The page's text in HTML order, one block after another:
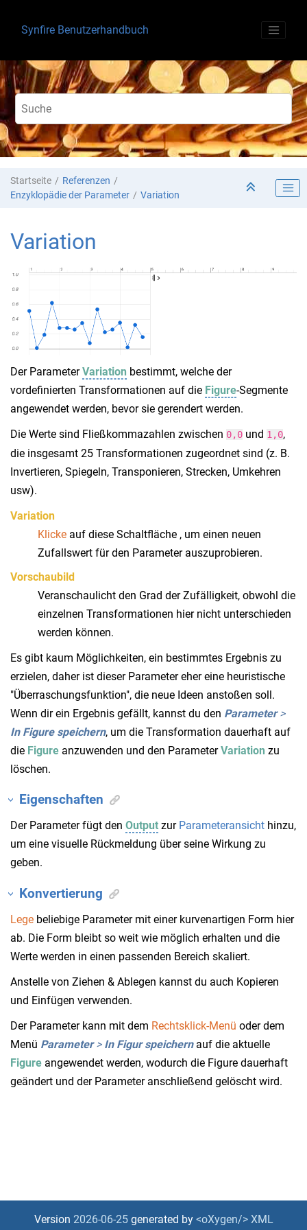
Synfire Benutzerhandbuch
Startseite
Referenzen
Enzyklopädie der Parameter
Variation
Variation
Der ParameterVariation bestimmt, welche der
vordefinierten Transformationen auf die Figure-Segmente
angewendet werden, bevor sie gerendert werden.
Die Werte sind Fließkommazahlen zwischen 0,0 und 1,0,
die insgesamt 25 Transformationen zugeordnet sind (z. B.
Invertieren, Spiegeln, Transponieren, Strecken, Umkehren
usw).
Variation
Klicke auf diese Schaltfläche , um einen neuen
Zufallswert für den Parameter auszuprobieren.
Vorschaubild
Veranschaulicht den Grad der Zufälligkeit, obwohl die
einzelnen Transformationen hier nicht unterschieden
werden können.
Es gibt kaum Möglichkeiten, ein bestimmtes Ergebnis zu
erzielen, daher ist dieser Parameter eher eine heuristische
"Überraschungsfunktion", die neue Ideen anstoßen soll.
Wenn dir ein Ergebnis gefällt, kannst du den Parameter>
In Figure speichern, um die Transformation dauerhaft auf
die Figure anzuwenden und den ParameterVariation zu
löschen.
Eigenschaften
Der Parameter fügt den Output zur Parameteransicht hinzu,
um eine visuelle Rückmeldung über seine Wirkung zu
geben.
Konvertierung
Lege beliebige Parameter mit einer kurvenartigen Form hier
ab. Die Form bleibt so weit wie möglich erhalten und die
Werte werden in einen passenden Bereich skaliert.
Anstelle von Ziehen & Ablegen kannst du auch Kopieren
und Einfügen verwenden.
Der Parameter kann mit dem Rechtsklick-Menü oder dem
Menü Parameter> In Figur speichernauf die aktuelle
Figure angewendet werden, wodurch die Figure dauerhaft
geändert und der Parameter anschließend gelöscht wird.
Version 2026-06-25generated by <oXygen/> XML